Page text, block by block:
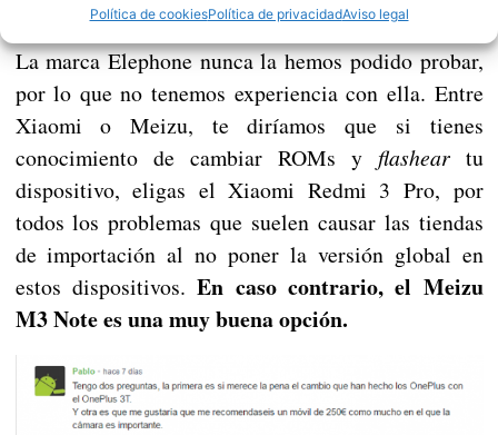
Política de cookiesPolítica de privacidadAviso legal
La marca Elephone nunca la hemos podido probar,
por lo que no tenemos experiencia con ella. Entre
Xiaomi o Meizu, te diríamos que si tienes
conocimiento de cambiar ROMs y flasheartu
dispositivo, eligas el Xiaomi Redmi 3 Pro, por
todos los problemas que suelen causar las tiendas
de importación al no poner la versión global en
estos dispositivos.En caso contrario, el Meizu
M3 Note es una muy buena opción.